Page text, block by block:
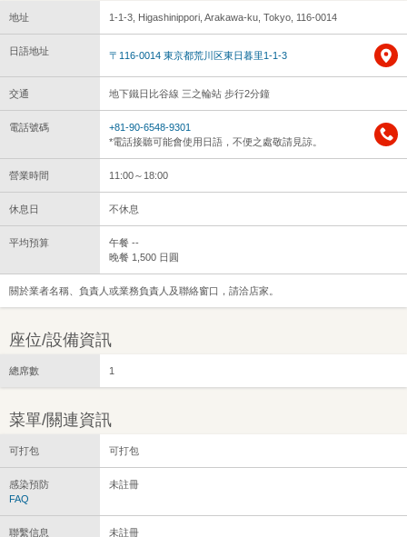
地址 1-1-3, Higashinippori, Arakawa-ku, Tokyo, 116-0014
日語地址 〒116-0014 東京都荒川区東日暮里1-1-3
交通 地下鐵日比谷線 三之輪站 步行2分鐘
電話號碼
+81-90-6548-9301
*電話接聽可能會使用日語，不便之處敬請見諒。
營業時間 11:00～18:00
休息日 不休息
平均預算
午餐 --
晚餐 1,500 日圓
關於業者名稱、負責人或業務負責人及聯絡窗口，請洽店家。
座位/設備資訊
總席數 1
菜單/關連資訊
可打包 可打包
感染預防
FAQ
未註冊
聯繫信息 未註冊